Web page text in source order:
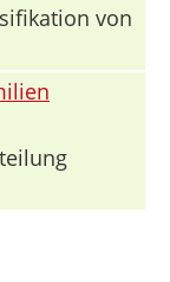
von